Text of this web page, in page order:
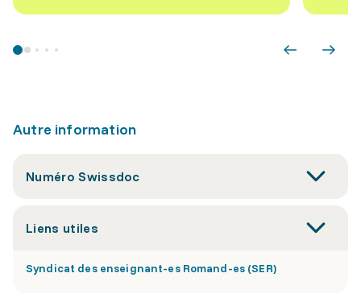
Autre information
Numéro Swissdoc
Liens utiles
Syndicat des enseignant-es Romand-es (SER)